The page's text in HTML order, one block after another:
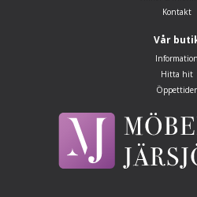
Kontakt
Vår
Information
Hitta hit
Öppettider